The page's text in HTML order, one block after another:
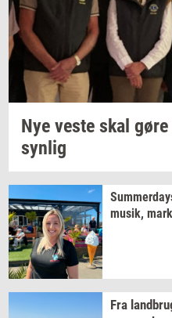
Nye veste skal
syn­lig
musik,
Fra